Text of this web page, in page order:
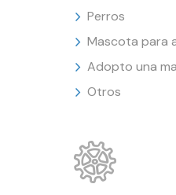
Perros
Mascota para
Adopto una
Otros